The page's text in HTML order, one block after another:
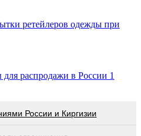
ретейлеров одежды при
распродажи в России 1
России и Киргизии